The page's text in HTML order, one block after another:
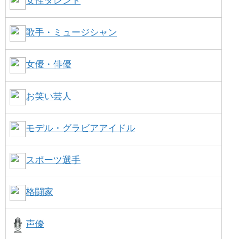
歌手・ミュージシャン
女優・俳優
お笑い芸人
モデル・グラビアアイドル
スポーツ選手
格闘家
声優